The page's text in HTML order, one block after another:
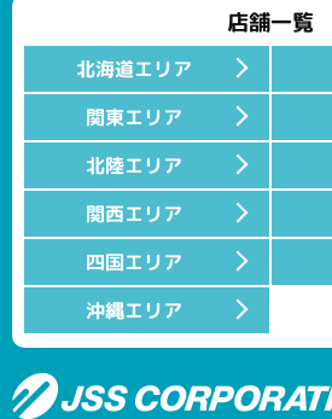
店舗一覧
北海道エリア
関東エリア
北陸エリア
関西エリア
四国エリア
沖縄エリア